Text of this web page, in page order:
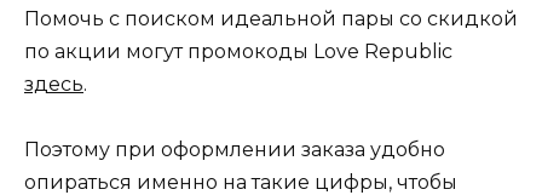
Помочь с поиском идеальной пары со скидкой
по акции могут промокоды Love Republic
здесь.
Поэтому при оформлении заказа удобно
опираться именно на такие цифры, чтобы